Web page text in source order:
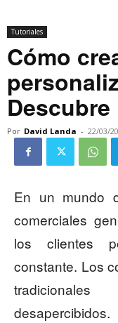
Tutoriales
Cómo
Por David Landa - 22/03/
En un mundo
comerciales
los clientes
constante. Los